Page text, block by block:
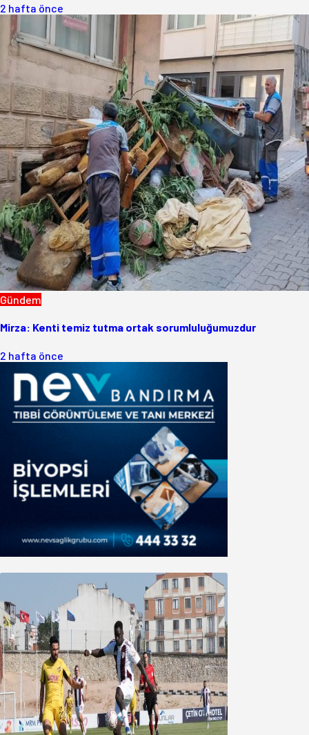
2 hafta önce
Gündem
Mirza: Kenti temiz tutma ortak sorumluluğumuzdur
2 hafta önce
Bandırmaspor’dan 3 gollü başlangıç